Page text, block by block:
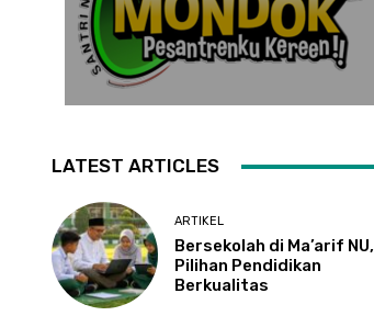
LATEST ARTICLES
ARTIKEL
Bersekolah di Ma’arif NU,
Pilihan Pendidikan
Berkualitas